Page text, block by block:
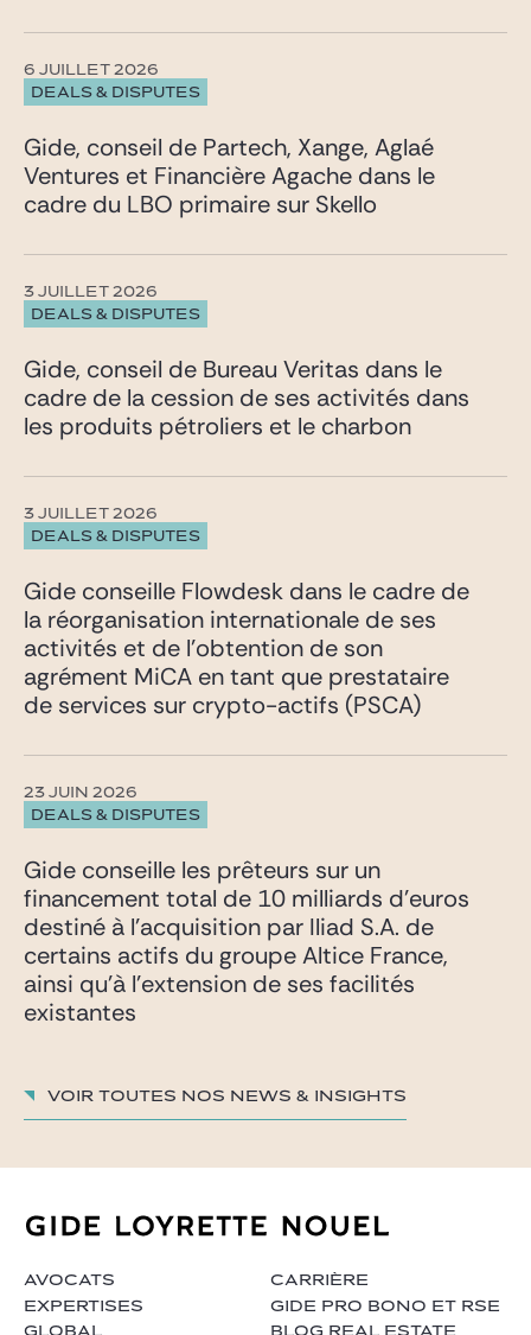
DEALS & DISPUTES
6 JUILLET 2026
Gide, conseil de Partech, Xange, Aglaé
Ventures et Financière Agache dans le
cadre du LBO primaire sur Skello
DEALS & DISPUTES
3 JUILLET 2026
Gide, conseil de Bureau Veritas dans le
cadre de la cession de ses activités dans
les produits pétroliers et le charbon
DEALS & DISPUTES
3 JUILLET 2026
Gide conseille Flowdesk dans le cadre de
la réorganisation internationale de ses
activités et de l’obtention de son
agrément MiCA en tant que prestataire
de services sur crypto-actifs (PSCA)
DEALS & DISPUTES
23 JUIN 2026
Gide conseille les prêteurs sur un
financement total de 10 milliards d’euros
destiné à l’acquisition par Iliad S.A. de
certains actifs du groupe Altice France,
ainsi qu’à l’extension de ses facilités
existantes
Voir toutes nos News & insights
AVOCATS
EXPERTISES
GLOBAL
CARRIÈRE
GIDE PRO BONO ET RSE
BLOG REAL ESTATE